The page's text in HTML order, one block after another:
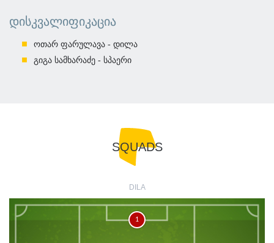
ᲓᲘᲡᲙᲕᲐᲚᲘᲤᲘᲙᲐᲪᲘᲐ
ოთარ ფარულავა - დილა
გიგა სამხარაძე - სპაერი
SQUADS
DILA
1